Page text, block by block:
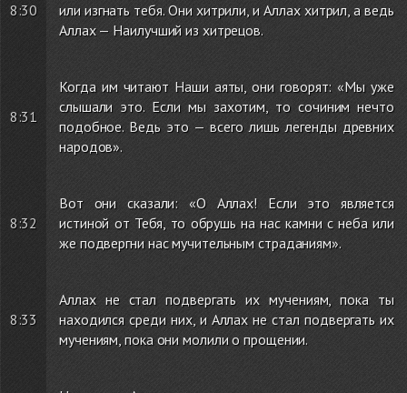
8:30
или изгнать тебя. Они хитрили, и Аллах хитрил, а ведь
Аллах — Наилучший из хитрецов.
8:31
Когда им читают Наши аяты, они говорят: «Мы уже
слышали это. Если мы захотим, то сочиним нечто
подобное. Ведь это — всего лишь легенды древних
народов».
8:32
Вот они сказали: «О Аллах! Если это является
истиной от Тебя, то обрушь на нас камни с неба или
же подвергни нас мучительным страданиям».
8:33
Аллах не стал подвергать их мучениям, пока ты
находился среди них, и Аллах не стал подвергать их
мучениям, пока они молили о прощении.